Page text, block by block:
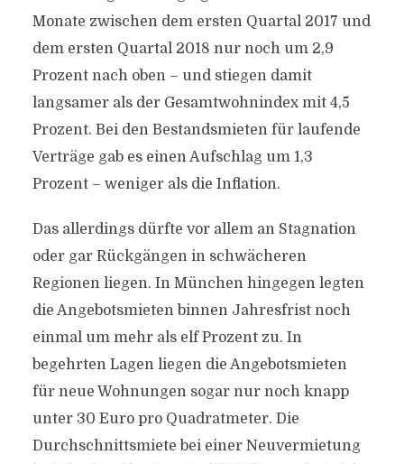
Monate zwischen dem ersten Quartal 2017 und
dem ersten Quartal 2018 nur noch um 2,9
Prozent nach oben – und stiegen damit
langsamer als der Gesamtwohnindex mit 4,5
Prozent. Bei den Bestandsmieten für laufende
Verträge gab es einen Aufschlag um 1,3
Prozent – weniger als die Inflation.
Das allerdings dürfte vor allem an Stagnation
oder gar Rückgängen in schwächeren
Regionen liegen. In München hingegen legten
die Angebotsmieten binnen Jahresfrist noch
einmal um mehr als elf Prozent zu. In
begehrten Lagen liegen die Angebotsmieten
für neue Wohnungen sogar nur noch knapp
unter 30 Euro pro Quadratmeter. Die
Durchschnittsmiete bei einer Neuvermietung